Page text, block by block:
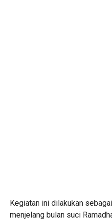
Kegiatan ini dilakukan
menjelang bulan suci